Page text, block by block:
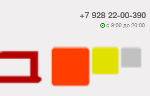
+7 928 22-00-390
 c 9:00 до 20:00